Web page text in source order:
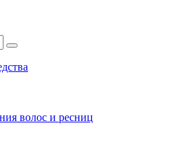
волос и ресниц